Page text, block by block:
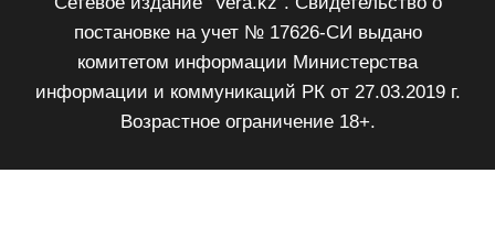
постановке на учет № 17626-СИ выдано
комитетом информации Министерства
информации и коммуникаций РК от 27.03.2019 г.
Возрастное ограничение 18+.